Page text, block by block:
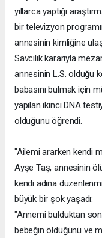
yıllarca yaptığı
bir televizyon
annesinin kimliğine
Savcılık kararıyla
annesinin L.S. olduğu
babasını bulmak için
yapılan ikinci DNA
olduğunu öğrendi.
"Ailemi ararken kendi
Ayşe Taş, annesinin
kendi adına
büyük bir şok yaşadı:
"Annemi bulduktan
bebeğin öldüğünü ve